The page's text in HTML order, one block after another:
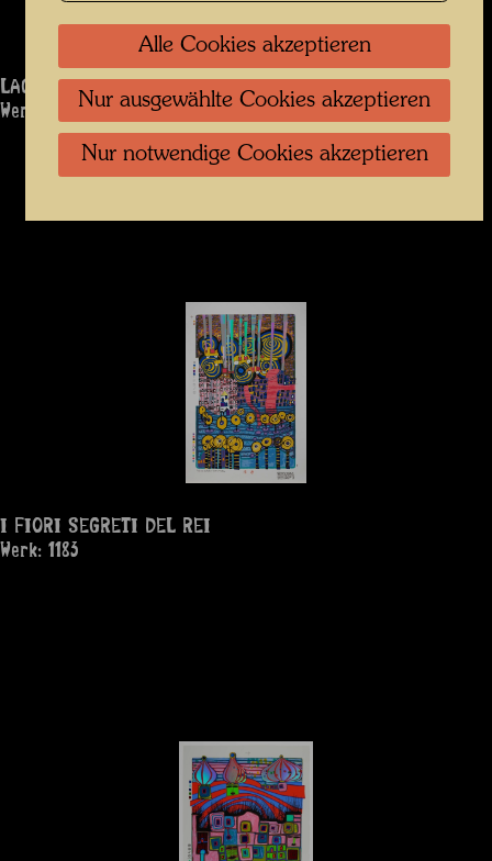
LACRIME BLUE
Werk: 1182
I FIORI SEGRETI DEL REI
Werk: 1183
Alle Cookies akzeptieren
Nur ausgewählte Cookies akzeptieren
Nur notwendige Cookies akzeptieren